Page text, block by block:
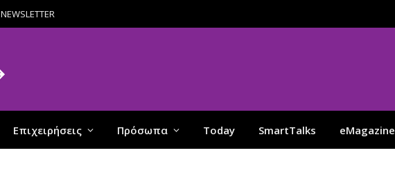
NEWSLETTER
Επιχειρήσεις Πρόσωπα Today SmartTalks eMagazine